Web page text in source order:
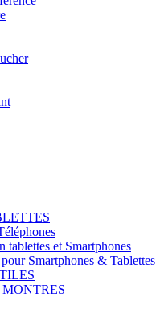
tablettes et Smartphones
Smartphones & Tablettes